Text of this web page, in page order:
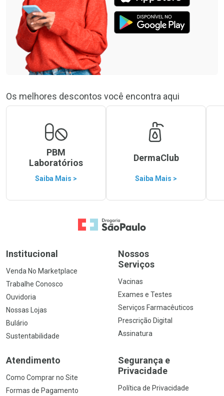
Os melhores descontos você encontra aqui
PBM
Laboratórios
Saiba Mais >
DermaClub
Saiba Mais >
Ir para a Home
Institucional
Venda No Marketplace
Trabalhe Conosco
Ouvidoria
Nossas Lojas
Bulário
Sustentabilidade
Nossos
Serviços
Vacinas
Exames e Testes
Serviços Farmacêuticos
Prescrição Digital
Assinatura
Atendimento
Como Comprar no Site
Formas de Pagamento
Segurança e
Privacidade
Política de Privacidade